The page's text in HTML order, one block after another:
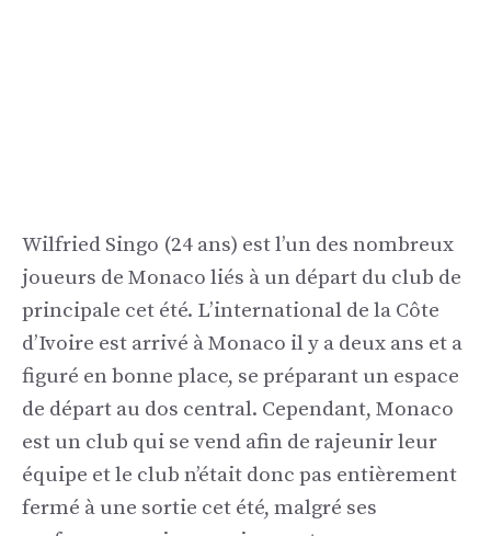
Wilfried Singo (24 ans) est l’un des nombreux
joueurs de Monaco liés à un départ du club de
principale cet été. L’international de la Côte
d’Ivoire est arrivé à Monaco il y a deux ans et a
figuré en bonne place, se préparant un espace
de départ au dos central. Cependant, Monaco
est un club qui se vend afin de rajeunir leur
équipe et le club n’était donc pas entièrement
fermé à une sortie cet été, malgré ses